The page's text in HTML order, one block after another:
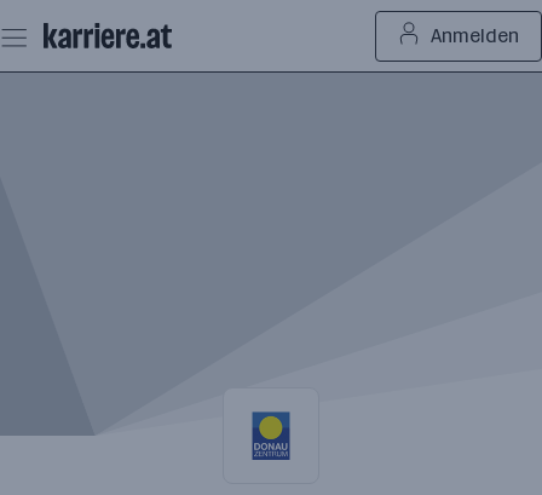
Seiteninhalt
springen
Anmelden